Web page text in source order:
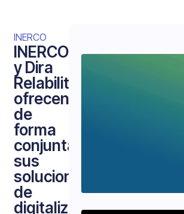
INERCO
INERCO
y Dira
Relability
ofrecen
de
forma
conjunta
sus
soluciones
de
digitalización,